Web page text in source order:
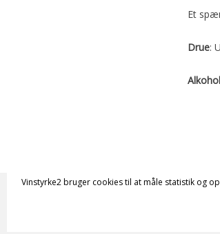
Vinstyrke2 bruger cookies til at måle statistik og
Et
Drue:
Alkohol